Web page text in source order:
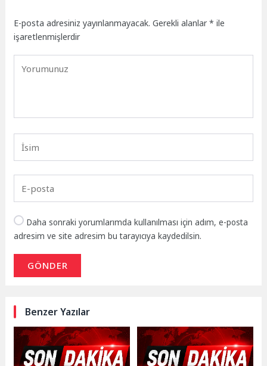
E-posta adresiniz yayınlanmayacak. Gerekli alanlar* ile
işaretlenmişlerdir
Daha sonraki yorumlarımda kullanılması için adım, e-posta
adresim ve site adresim bu tarayıcıya kaydedilsin.
GÖNDER
Benzer Yazılar